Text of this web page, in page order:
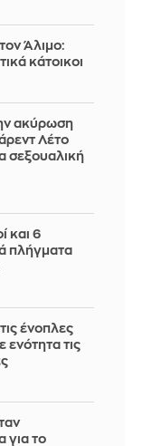
Άλιμο:
κάτοικοι
ακύρωση
Λέτο
σεξουαλική
και 6
πλήγματα
ένοπλες
ενότητα τις
για το